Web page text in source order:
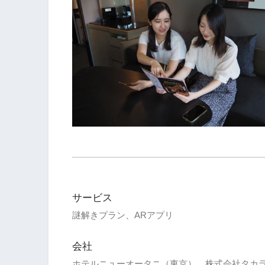
サービス
謎解きプラン、ARアプリ
会社